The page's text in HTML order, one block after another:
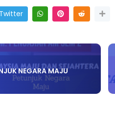
Twitter
NEGARA MAJU